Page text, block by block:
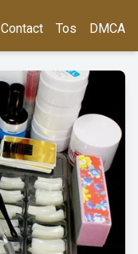
Contact Tos DMCA